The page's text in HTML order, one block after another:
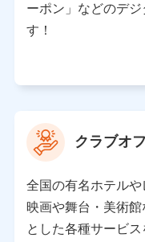
個人情報の第三
当社は利用目的の達
の取り扱いの全部ま
す。
個人データの共同
当社は株式会社NTT
ーポン」などのデ
す！
クラブオ
全国の有名ホテル
映画や舞台・美術
とした各種サービ